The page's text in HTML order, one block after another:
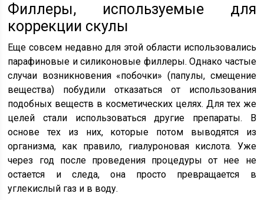
Филлеры, используемые для
коррекции скулы
Еще совсем недавно для этой области использовались
парафиновые и силиконовые филлеры. Однако частые
случаи возникновения «побочки» (папулы, смещение
вещества) побудили отказаться от использования
подобных веществ в косметических целях. Для тех же
целей стали использоваться другие препараты. В
основе тех из них, которые потом выводятся из
организма, как правило, гиалуроновая кислота. Уже
через год после проведения процедуры от нее не
остается и следа, она просто превращается в
углекислый газ и в воду.